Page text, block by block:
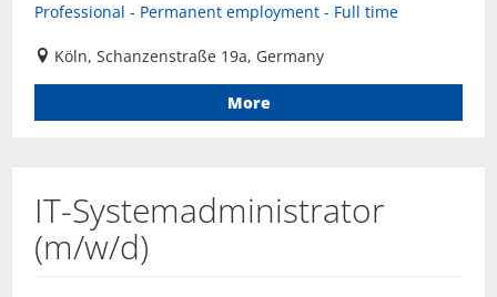
Professional - Permanent employment - Full time
Köln, Schanzenstraße 19a, Germany
More
IT-Systemadministrator
(m/w/d)